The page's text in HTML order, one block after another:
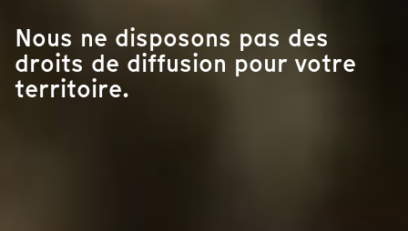
Nous ne disposons pas des
droits de diffusion pour votre
territoire.